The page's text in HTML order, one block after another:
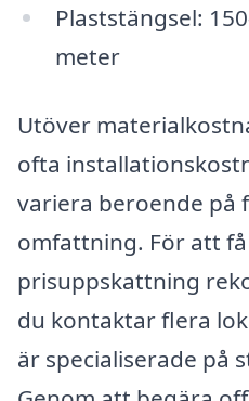
Plaststängsel:
meter
Utöver
ofta
variera beroende på
omfattning. För att
prisuppskattning
du kontaktar flera
är specialiserade på